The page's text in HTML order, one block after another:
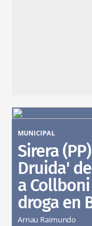
MUNICIPAL
Sirera
Druida'
a
droga en
Arnau Raimundo